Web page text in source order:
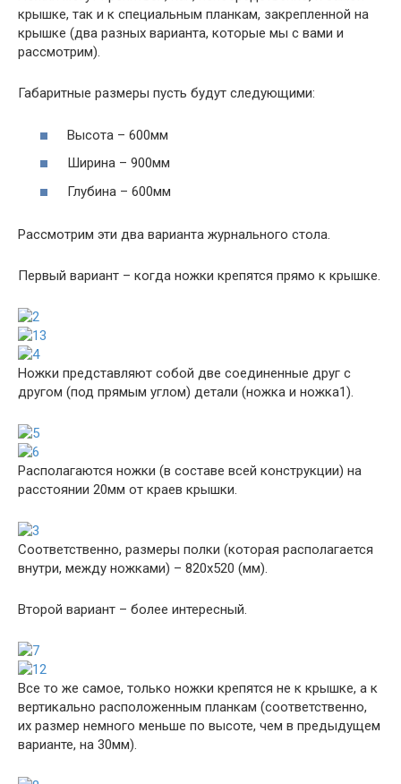
крышке, так и к специальным планкам, закрепленной на
крышке (два разных варианта, которые мы с вами и
рассмотрим).
Габаритные размеры пусть будут следующими:
Высота – 600мм
Ширина – 900мм
Глубина – 600мм
Рассмотрим эти два варианта журнального стола.
Первый вариант – когда ножки крепятся прямо к крышке.
Ножки представляют собой две соединенные друг с
другом (под прямым углом) детали (ножка и ножка1).
Располагаются ножки (в составе всей конструкции) на
расстоянии 20мм от краев крышки.
Соответственно, размеры полки (которая располагается
внутри, между ножками) – 820х520 (мм).
Второй вариант – более интересный.
Все то же самое, только ножки крепятся не к крышке, а к
вертикально расположенным планкам (соответственно,
их размер немного меньше по высоте, чем в предыдущем
варианте, на 30мм).